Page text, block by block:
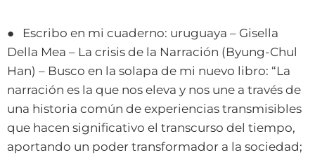
● Escribo en mi cuaderno: uruguaya – Gisella
Della Mea – La crisis de la Narración (Byung-Chul
Han) – Busco en la solapa de mi nuevo libro: “La
narración es la que nos eleva y nos une a través de
una historia común de experiencias transmisibles
que hacen significativo el transcurso del tiempo,
aportando un poder transformador a la sociedad;